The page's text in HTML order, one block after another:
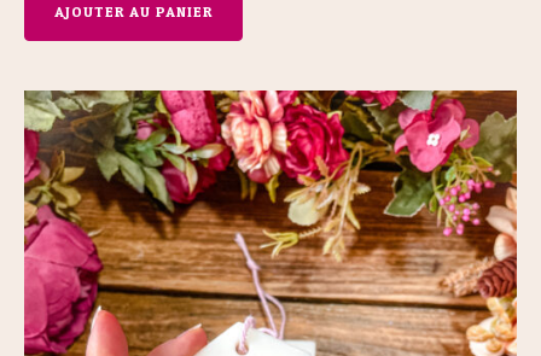
AJOUTER AU PANIER